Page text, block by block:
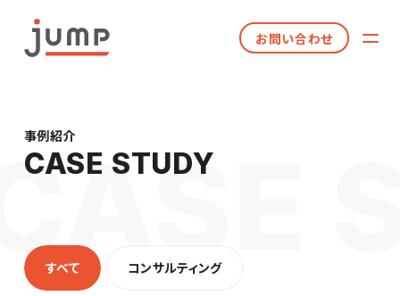
お問い合わせ
事例紹介
CASE STUDY
すべて コンサルティング